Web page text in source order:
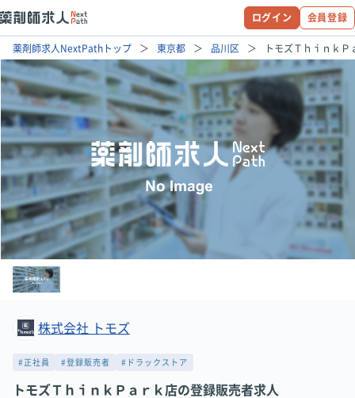
ログイン 会員登録
薬剤師求人NextPathトップ 東京都 品川区 トモズＴｈｉｎｋ
株式会社 トモズ
#正社員 #登録販売者 #ドラックストア
トモズＴｈｉｎｋＰａｒｋ店の登録販売者求人